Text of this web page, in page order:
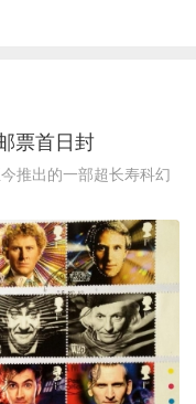
票首日封
推出的一部超长寿科幻